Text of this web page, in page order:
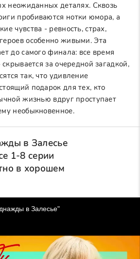
неожиданных деталях. Сквозь
пробиваются нотки юмора, а
чувства - ревность, страх,
особенно живыми. Эта
до самого финала: все время
скрывается за очередной загадкой,
так, что удивление
подарок для тех, кто
жизнью вдруг проступает
необыкновенное.
в Залесье
1-8 серии
в хорошем